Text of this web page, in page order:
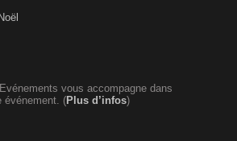
vous accompagne dans
événement. (Plus d’infos)